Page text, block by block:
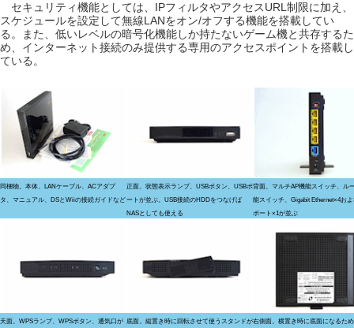
セキュリティ機能としては、IPフィルタやアクセスURL制限に加え、
スケジュールを設定して無線LANをオン/オフする機能を搭載してい
る。また、低いレベルの暗号化機能しか持たないゲーム機と共存するた
め、インターネット接続のみ提供する専用のアクセスポイントを搭載し
ている。
同梱物。本体、LANケーブル、ACアダプ
タ、マニュアル、DSとWiiの接続ガイドなど
正面。状態表示ランプ、USBボタン、USBポ
ートが並ぶ。USB接続のHDDをつなげば
NASとしても使える
背面。マルチAP機能スイッチ、ル
能スイッチ、Gigabit Ethernet×4お
ポート×1が並ぶ
天面。WPSランプ、WPSボタン、通気口が
底面。縦置き時に回転させて使うスタンドが右側面。横置き時に底面になるた